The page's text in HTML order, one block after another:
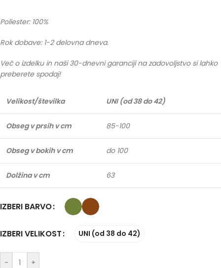
Poliester: 100%
Rok dobave: 1-2 delovna dneva.
Več o izdelku in naši 30-dnevni garanciji na zadovoljstvo si lahko
preberete spodaj!
Velikost/številka UNI (od 38 do 42)
Obseg v prsih v cm 85-100
Obseg v bokih v cm do 100
Dolžina v cm 63
IZBERI BARVO
IZBERI VELIKOST UNI (od 38 do 42)
- +